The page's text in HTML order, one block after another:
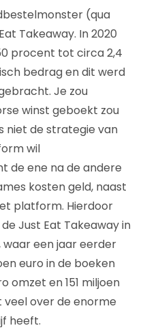
(qua
Takeaway. In 2020
procent tot circa 2,4
bedrag en dit werd
Je zou
winst geboekt zou
niet de strategie van
wil
de ene na de andere
kosten geld, naast
platform. Hierdoor
Just Eat Takeaway in
waar een jaar eerder
euro in de boeken
omzet en 151 miljoen
veel over de enorme
heeft.